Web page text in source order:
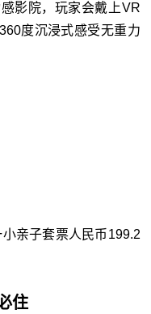
影院，玩家会戴上VR
度沉浸式感受无重力
亲子套票人民币199.2
住